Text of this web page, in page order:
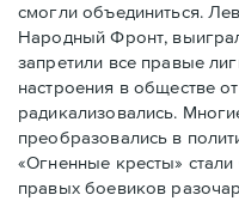
смогли объединиться.
Народный Фронт,
запретили все правые
настроения в обществе
радикализовались.
преобразовались в
«Огненные кресты»
правых боевиков